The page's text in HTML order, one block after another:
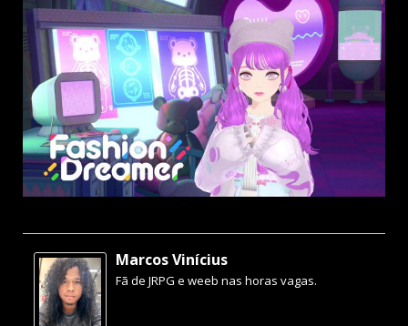
Marcos Vinícius
Fã de JRPG e weeb nas horas vagas.